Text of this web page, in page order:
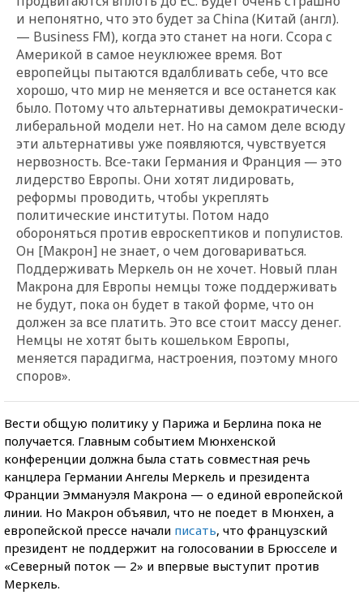
и непонятно, что это будет за China (Китай (англ).
— Business FM), когда это станет на ноги. Cсора с
Америкой в самое неуклюжее время. Вот
европейцы пытаются вдалбливать себе, что все
хорошо, что мир не меняется и все останется как
было. Потому что альтернативы демократически-
либеральной модели нет. Но на самом деле всюду
эти альтернативы уже появляются, чувствуется
нервозность. Все-таки Германия и Франция — это
лидерство Европы. Они хотят лидировать,
реформы проводить, чтобы укреплять
политические институты. Потом надо
обороняться против евроскептиков и популистов.
Он [Макрон] не знает, о чем договариваться.
Поддерживать Меркель он не хочет. Новый план
Макрона для Европы немцы тоже поддерживать
не будут, пока он будет в такой форме, что он
должен за все платить. Это все стоит массу денег.
Немцы не хотят быть кошельком Европы,
меняется парадигма, настроения, поэтому много
споров».
Вести общую политику у Парижа и Берлина пока не
получается. Главным событием Мюнхенской
конференции должна была стать совместная речь
канцлера Германии Ангелы Меркель и президента
Франции Эммануэля Макрона — о единой европейской
линии. Но Макрон объявил, что не поедет в Мюнхен, а
европейской прессе начали писать, что французский
президент не поддержит на голосовании в Брюсселе и
«Северный поток — 2» и впервые выступит против
Меркель.